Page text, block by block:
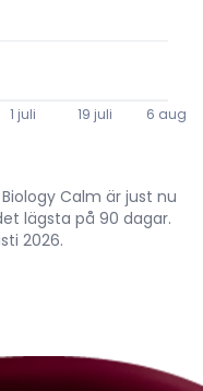
1 juli 19 juli 6 aug.
Calm är just nu
lägsta på 90 dagar.
2026.